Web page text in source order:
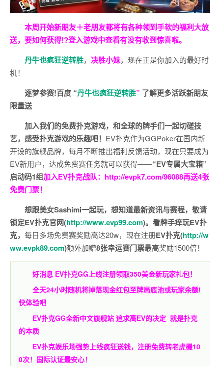
本周开始新朋友＋老朋友都将有各种领到手软的福利大放
送，要如何获得!?登入游戏中查看有没有收到惊喜啦。
丹牛也疯狂逆转胜， 决胜小妹，现在正是你加入的最好时
机！
逐梦参赛!百度 “丹牛也疯狂逆转胜” 了解更多活跃新朋友
限量送
加入我们的免费扑克游戏，和全球的牌手们一起切磋技
艺，感受扑克游戏的乐趣吧！ EV扑克作为GGPoker在国内新
开设的旗舰品牌，每月不断推出福利反馈活动，现在只要成为
EV新用户，达成免费赛任务就可以获得——“EV专属大宝箱”
启动码1组加入EV扑克战队： http://evpk7.com/96088再送4张
免费门票！
想跟美女Sashimi一起玩， 想知道最新资讯与赛程， 敬请
锁定EV扑克官网(http://www.evp99.com)。 看牌手痒玩EV扑
克， 每日多场免费赛奖励高达20w，现在注册EV扑克(http://w
ww.evpk89.com)额外加赠8张幸运赛门票最高奖励1500倍！
好消息 EV扑克GG上线注册领取350美金新玩家礼包！
全天24小时随机将掉落现金红包至牌局底池或玩家余额!
快体验吧
EV扑克GG全新中文旗舰站 追求高EV的决定 就是扑克
的本质
EV扑克娱乐场强势上线疯狂送钱，注册免费转老虎機10
0次！国际认证最安心！